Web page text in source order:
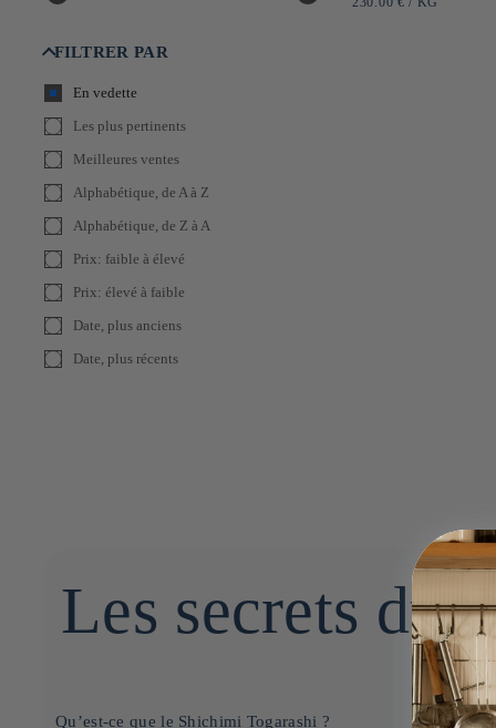
FILTRER PAR
En vedette
Les plus pertinents
Meilleures ventes
Alphabétique, de A à Z
Alphabétique, de Z à A
Prix: faible à élevé
Prix: élevé à faible
Date, plus anciens
Date, plus récents
Les secrets du
Qu’est-ce que le Shichimi Togarashi ?